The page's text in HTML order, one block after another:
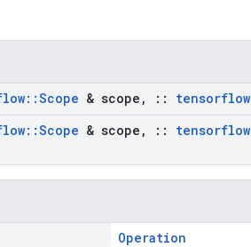
::Scope & scope , :: tensorflow
::Scope & scope , :: tensorflow
Operation